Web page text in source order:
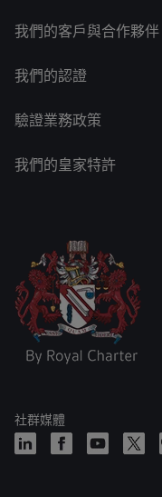
我們的客戶與合作夥伴
我們的認證
驗證業務政策
我們的皇家特許
社群媒體